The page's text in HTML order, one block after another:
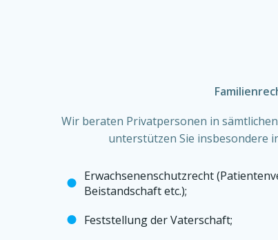
Wir beraten Privatpersonen in
unterstützen Sie insbesondere
Erwachsenenschutzrecht
Beistandschaft etc.);
Feststellung der Vaterschaft;